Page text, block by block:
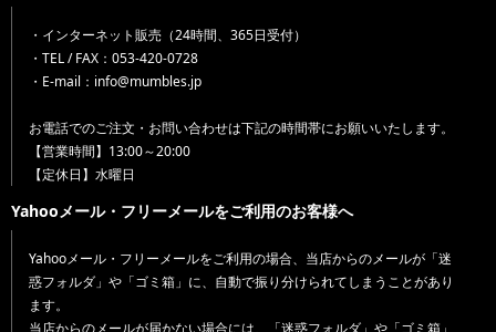
・インターネット販売（24時間、365日受付）
・TEL / FAX：053-420-0728
・E-mail：info@mumbles.jp
お電話でのご注文・お問い合わせは下記の時間帯にお願いいたします。
【営業時間】13:00～20:00
【定休日】水曜日
Yahooメール・フリーメールをご利用のお客様へ
Yahooメール・フリーメールをご利用の場合、当店からのメールが「迷
惑フォルダ」や「ゴミ箱」に、自動で振り分けられてしまうことがあり
ます。